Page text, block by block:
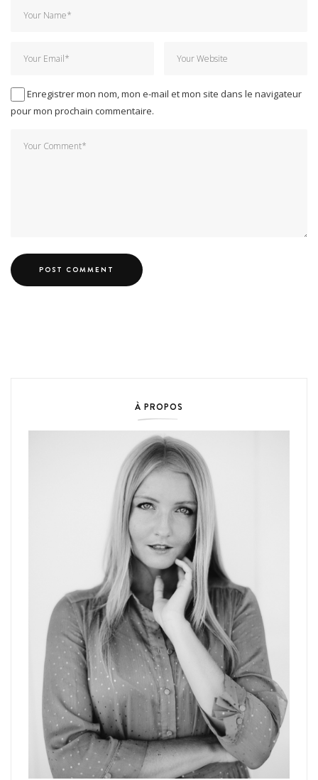
Enregistrer mon nom, mon e-mail et mon site dans le navigateur
pour mon prochain commentaire.
À PROPOS